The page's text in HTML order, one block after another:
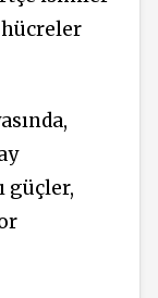
hücreler
güçler,